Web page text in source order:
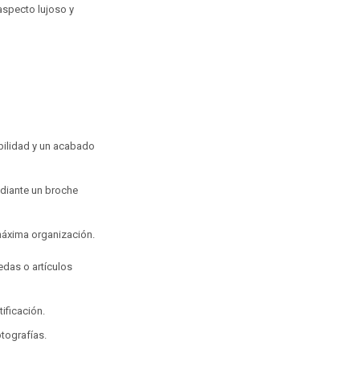
lujoso y
y un acabado
un broche
organización.
o artículos